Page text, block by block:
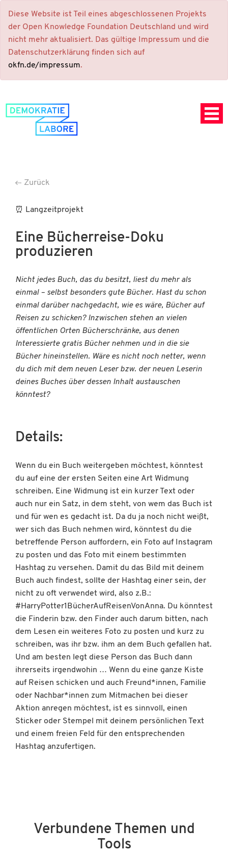
Diese Website ist Teil eines abgeschlossenen Projekts
der Open Knowledge Foundation Deutschland und wird
nicht mehr aktualisiert. Das gültige Impressum und die
Datenschutzerklärung finden sich auf
okfn.de/impressum.
Zurück
⏰ Langzeitprojekt
Eine Bücherreise-Doku
produzieren
Nicht jedes Buch, das du besitzt, liest du mehr als
einmal – selbst besonders gute Bücher. Hast du schon
einmal darüber nachgedacht, wie es wäre, Bücher auf
Reisen zu schicken? Inzwischen stehen an vielen
öffentlichen Orten Bücherschränke, aus denen
Interessierte gratis Bücher nehmen und in die sie
Bücher hineinstellen. Wäre es nicht noch netter, wenn
du dich mit dem neuen Leser bzw. der neuen Leserin
deines Buches über dessen Inhalt austauschen
könntest?
Details:
Wenn du ein Buch weitergeben möchtest, könntest
du auf eine der ersten Seiten eine Art Widmung
schreiben. Eine Widmung ist ein kurzer Text oder
auch nur ein Satz, in dem steht, von wem das Buch ist
und für wen es gedacht ist. Da du ja noch nicht weißt,
wer sich das Buch nehmen wird, könntest du die
betreffende Person auffordern, ein Foto auf Instagram
zu posten und das Foto mit einem bestimmten
Hashtag zu versehen. Damit du das Bild mit deinem
Buch auch findest, sollte der Hashtag einer sein, der
nicht zu oft verwendet wird, also z.B.:
#HarryPotter1BücherAufReisenVonAnna. Du könntest
die Finderin bzw. den Finder auch darum bitten, nach
dem Lesen ein weiteres Foto zu posten und kurz zu
schreiben, was ihr bzw. ihm an dem Buch gefallen hat.
Und am besten legt diese Person das Buch dann
ihrerseits irgendwohin … Wenn du eine ganze Kiste
auf Reisen schicken und auch Freund*innen, Familie
oder Nachbar*innen zum Mitmachen bei dieser
Aktion anregen möchtest, ist es sinnvoll, einen
Sticker oder Stempel mit deinem persönlichen Text
und einem freien Feld für den entsprechenden
Hashtag anzufertigen.
Verbundene Themen und
Tools